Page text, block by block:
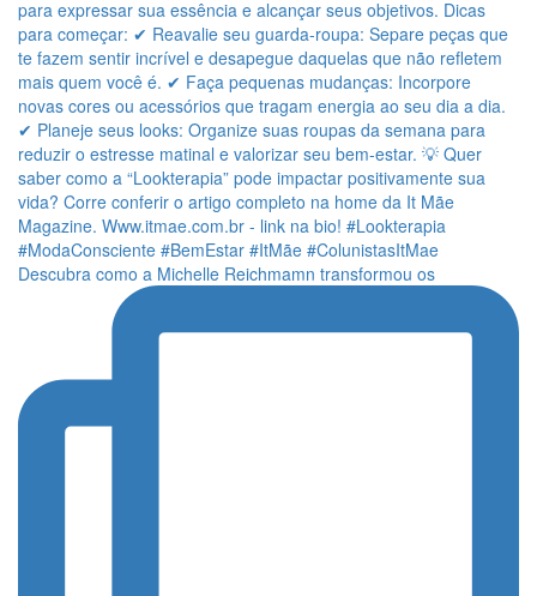
Descubra como a Michelle Reichmamn transformou os